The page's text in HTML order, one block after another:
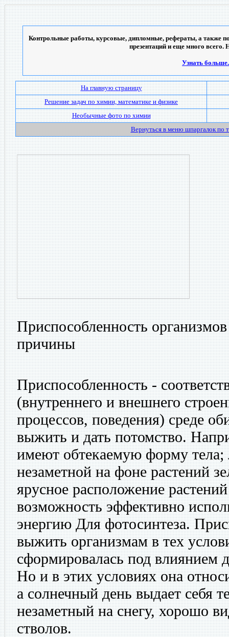
Контрольные работы, курсовые, дипломные, рефераты, а также
презентаций и еще много всего.
Узнать
На главную страницу
Решение задач по химии, математике и физике
Необычные фото по химии
Вернуться в меню шпаргалок по
Приспособленность
причины
Приспособленность -
(внутреннего и внешнего
процессов, поведения) среде
выжить и дать потомство.
имеют обтекаемую форму тела;
незаметной на фоне растений
ярусное расположение
возможность эффективно
энергию Для фотосинтеза.
выжить организмам в тех
сформировалась под
Но и в этих условиях она
а солнечный день выдает себя
незаметный на снегу, хорошо
стволов.